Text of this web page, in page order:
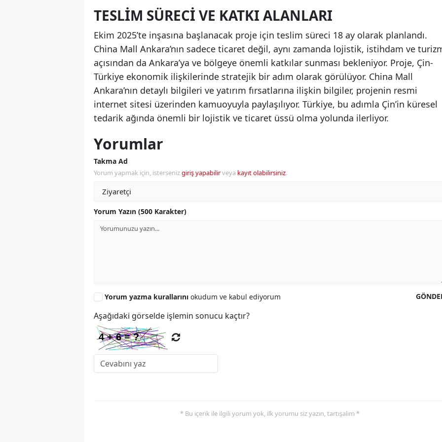
TESLIM SÜRECI VE KATKI ALANLARI
Ekim 2025’te inşasına başlanacak proje için teslim süreci 18 ay olarak planlandı.
China Mall Ankara’nın sadece ticaret değil, aynı zamanda lojistik, istihdam ve
açısından da Ankara’ya ve bölgeye önemli katkılar sunması bekleniyor. Proje, Çin-
Türkiye ekonomik ilişkilerinde stratejik bir adım olarak görülüyor. China Mall
Ankara’nın detaylı bilgileri ve yatırım fırsatlarına ilişkin bilgiler, projenin resmi
internet sitesi üzerinden kamuoyuyla paylaşılıyor. Türkiye, bu adımla Çin’in küresel
tedarik ağında önemli bir lojistik ve ticaret üssü olma yolunda ilerliyor.
Yorumlar
Takma Ad
Yorum yapmak için, istersenizgiriş yapabilirveya kayıt olabilirsiniz.
Yorum Yazın (500 Karakter)
Yorum yazma kurallarını okudum ve kabul ediyorum
Aşağıdaki görselde işlemin sonucu kaçtır?
* Bu içerik ile ilgili yorum yok, ilk yorumu siz yazın, tartışalım *